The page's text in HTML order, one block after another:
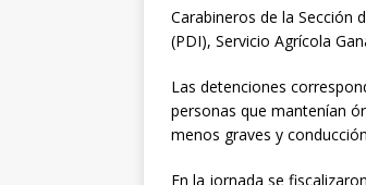
Carabineros de la Sección
(PDI), Servicio Agrícola
Las detenciones
personas que mantenían
menos graves y
En la jornada se